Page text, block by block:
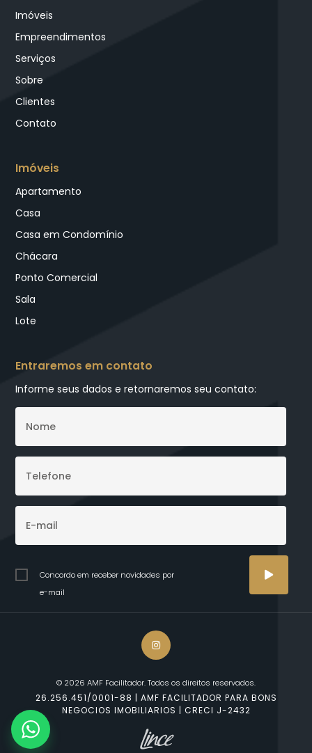
Imóveis
Empreendimentos
Serviços
Sobre
Clientes
Contato
Imóveis
Apartamento
Casa
Casa em Condomínio
Chácara
Ponto Comercial
Sala
Lote
Entraremos em contato
Informe seus dados e retornaremos seu contato:
Concordo em receber novidades por
e-mail
© 2026 AMF Facilitador. Todos os direitos reservados.
26.256.451/0001-88 | AMF FACILITADOR PARA BONS
NEGOCIOS IMOBILIARIOS | CRECI J-2432